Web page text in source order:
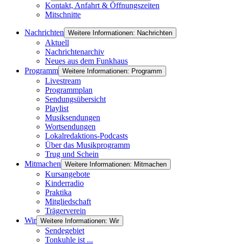
Kontakt, Anfahrt & Öffnungszeiten
Mitschnitte
Nachrichten Weitere Informationen: Nachrichten
Aktuell
Nachrichtenarchiv
Neues aus dem Funkhaus
Programm Weitere Informationen: Programm
Livestream
Programmplan
Sendungsübersicht
Playlist
Musiksendungen
Wortsendungen
Lokalredaktions-Podcasts
Über das Musikprogramm
Trug und Schein
Mitmachen Weitere Informationen: Mitmachen
Kursangebote
Kinderradio
Praktika
Mitgliedschaft
Trägerverein
Wir Weitere Informationen: Wir
Sendegebiet
Tonkuhle ist ...